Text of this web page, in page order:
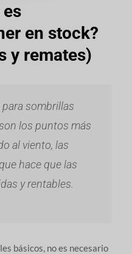
en stock?
y remates)
para sombrillas
los puntos más
al viento, las
hace que las
y rentables.
básicos, no es necesario